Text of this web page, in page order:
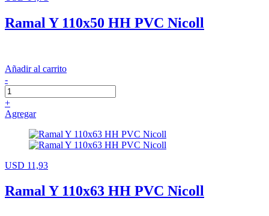
Ramal Y 110x50 HH PVC Nicoll
Añadir al carrito
-
+
Agregar
USD 11,93
Ramal Y 110x63 HH PVC Nicoll